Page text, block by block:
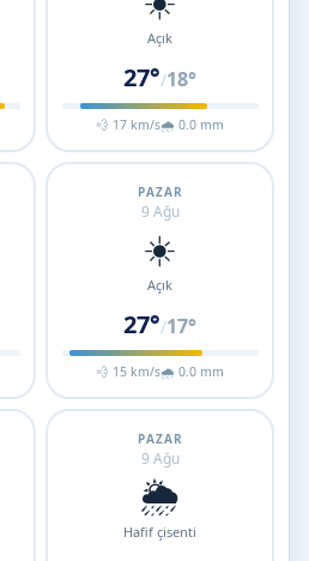
Açık
27°/18°
💨 17 km/s🌧 0.0 mm
PAZAR
9 Ağu
☀️
Açık
27°/17°
💨 15 km/s🌧 0.0 mm
PAZAR
9 Ağu
🌦️
Hafif çisenti